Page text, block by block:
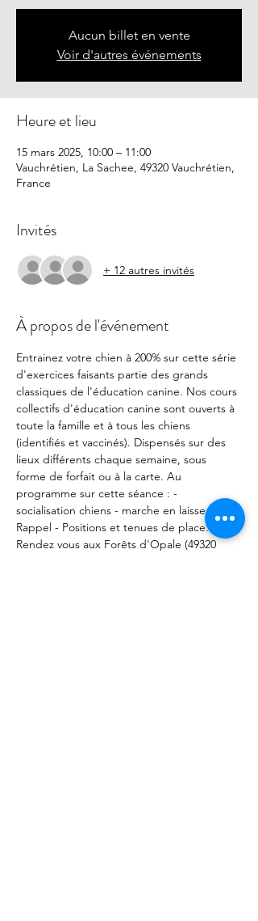
Aucun billet en vente
Voir d'autres événements
Heure et lieu
15 mars 2025, 10:00 – 11:00
Vauchrétien, La Sachee, 49320 Vauchrétien,
France
Invités
+ 12 autres invités
À propos de l'événement
Entrainez votre chien à 200% sur cette série
d'exercices faisants partie des grands
classiques de l'éducation canine. Nos cours
collectifs d'éducation canine sont ouverts à
toute la famille et à tous les chiens
(identifiés et vaccinés). Dispensés sur des
lieux différents chaque semaine, sous
forme de forfait ou à la carte. Au
programme sur cette séance : -
socialisation chiens - marche en laisse -
Rappel - Positions et tenues de place.
Rendez vous aux Forêts d'Opale (49320